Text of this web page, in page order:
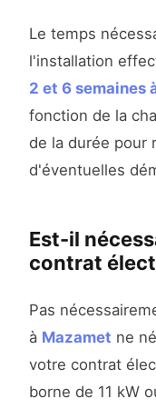
Le temps
l'installation
2 et 6 semaines
fonction de la
de la durée pour
d'éventuelles
Est-il
contrat
Pas
à Mazamet ne
votre contrat
borne de 11 kW